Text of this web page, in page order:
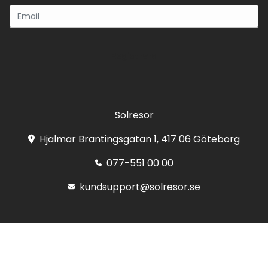
Solresor
Hjalmar Brantingsgatan 1, 417 06 Göteborg
077-551 00 00
kundsupport@solresor.se